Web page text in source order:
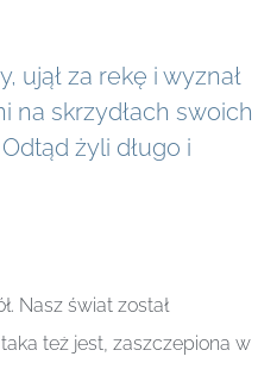
ujął za rekę i wyznał
na skrzydłach swoich
żyli długo i
Nasz świat został
też jest, zaszczepiona w